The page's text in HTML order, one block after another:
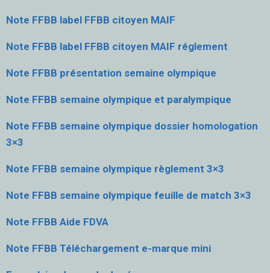
Note FFBB label FFBB citoyen MAIF
Note FFBB label FFBB citoyen MAIF réglement
Note FFBB présentation semaine olympique
Note FFBB semaine olympique et paralympique
Note FFBB semaine olympique dossier homologation
3×3
Note FFBB semaine olympique règlement 3×3
Note FFBB semaine olympique feuille de match 3×3
Note FFBB Aide FDVA
Note FFBB Téléchargement e-marque mini